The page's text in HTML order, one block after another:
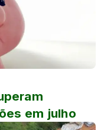
em julho